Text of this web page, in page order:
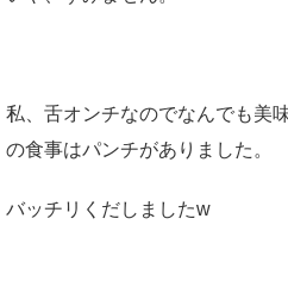
私、舌オンチなのでなんでも美
の食事はパンチがありました。
バッチリくだしましたw